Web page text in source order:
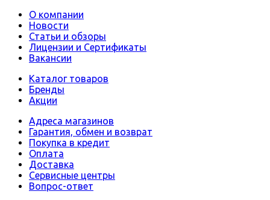
О компании
Новости
Статьи и обзоры
Лицензии и Сертификаты
Вакансии
Каталог товаров
Бренды
Акции
Адреса магазинов
Гарантия, обмен и возврат
Покупка в кредит
Оплата
Доставка
Сервисные центры
Вопрос-ответ